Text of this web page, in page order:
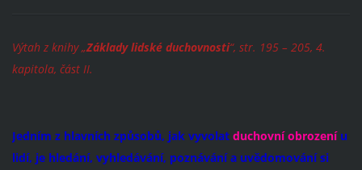
Výtah z knihy „Základy lidské duchovnosti“, str. 195 – 205, 4.
kapitola, část II.
Jedním z hlavních způsobů, jak vyvolat duchovní obrození u
lidí, je hledání, vyhledávání, poznávání a uvědomování si